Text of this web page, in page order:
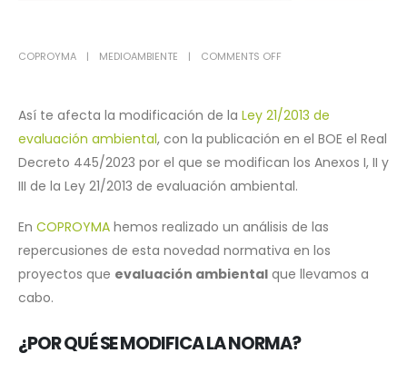
COPROYMA MEDIOAMBIENTE COMMENTS OFF
Así te afecta la modificación de la Ley 21/2013 de
evaluación ambiental, con la publicación en el BOE el Real
Decreto 445/2023 por el que se modifican los Anexos I, II y
III de la Ley 21/2013 de evaluación ambiental.
En COPROYMA hemos realizado un análisis de las
repercusiones de esta novedad normativa en los
proyectos que evaluación ambiental que llevamos a
cabo.
¿POR QUÉ SE MODIFICA LA NORMA?